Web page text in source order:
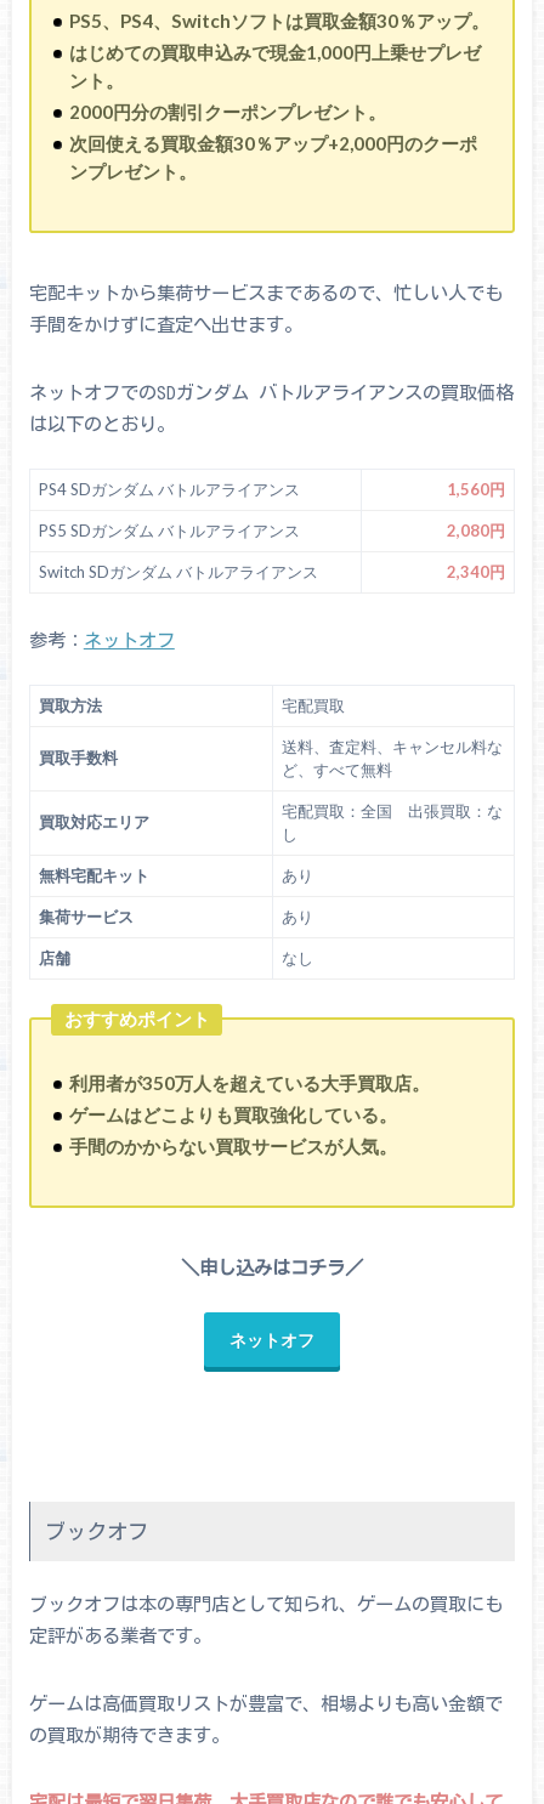
PS5、PS4、Switchソフトは買取金額30％アップ。
はじめての買取申込みで現金1,000円上乗せプレゼ
ント。
2000円分の割引クーポンプレゼント。
次回使える買取金額30％アップ+2,000円のクーポ
ンプレゼント。
宅配キットから集荷サービスまであるので、忙しい人でも
手間をかけずに査定へ出せます。
ネットオフでのSDガンダム バトルアライアンスの買取価格
は以下のとおり。
PS4 SDガンダム バトルアライアンス 1,560円
PS5 SDガンダム バトルアライアンス 2,080円
Switch SDガンダム バトルアライアンス 2,340円
参考： ネットオフ
買取方法 宅配買取
買取手数料
送料、査定料、キャンセル料な
ど、すべて無料
買取対応エリア
宅配買取：全国 出張買取：な
し
無料宅配キット あり
集荷サービス あり
店舗 なし
おすすめポイント
利用者が350万人を超えている大手買取店。
ゲームはどこよりも買取強化している。
手間のかからない買取サービスが人気。
＼申し込みはコチラ／
ネットオフ
ブックオフ
ブックオフは本の専門店として知られ、ゲームの買取にも
定評がある業者です。
ゲームは高価買取リストが豊富で、相場よりも高い金額で
の買取が期待できます。